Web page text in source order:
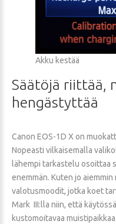
Akku kestää
Säätöjä riittää,
hengästyttää
Canon EOS-1D X on
Nopeasti vilkaisemalla
lähempi tarkastelu osoittaa
enemmän. Kuten jo
valotusmoodit, jotka koet
Mark III:lla niin, että
kustomoitavaa